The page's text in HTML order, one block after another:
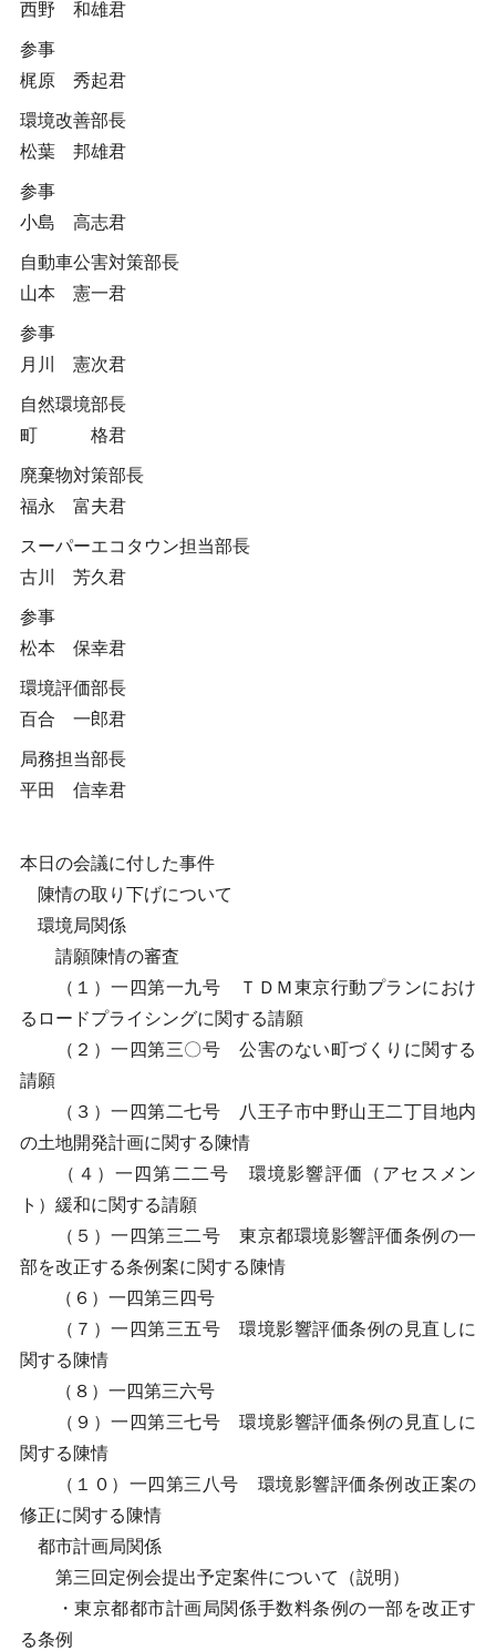
西野 和雄君
参事
梶原 秀起君
環境改善部長
松葉 邦雄君
参事
小島 高志君
自動車公害対策部長
山本 憲一君
参事
月川 憲次君
自然環境部長
町 格君
廃棄物対策部長
福永 富夫君
スーパーエコタウン担当部長
古川 芳久君
参事
松本 保幸君
環境評価部長
百合 一郎君
局務担当部長
平田 信幸君
本日の会議に付した事件
陳情の取り下げについて
環境局関係
請願陳情の審査
（１）一四第一九号 ＴＤＭ東京行動プランにおけ
るロードプライシングに関する請願
（２）一四第三〇号 公害のない町づくりに関する
請願
（３）一四第二七号 八王子市中野山王二丁目地内
の土地開発計画に関する陳情
（４）一四第二二号 環境影響評価（アセスメン
ト）緩和に関する請願
（５）一四第三二号 東京都環境影響評価条例の一
部を改正する条例案に関する陳情
（６）一四第三四号
（７）一四第三五号 環境影響評価条例の見直しに
関する陳情
（８）一四第三六号
（９）一四第三七号 環境影響評価条例の見直しに
関する陳情
（１０）一四第三八号 環境影響評価条例改正案の
修正に関する陳情
都市計画局関係
第三回定例会提出予定案件について（説明）
・東京都都市計画局関係手数料条例の一部を改正す
る条例